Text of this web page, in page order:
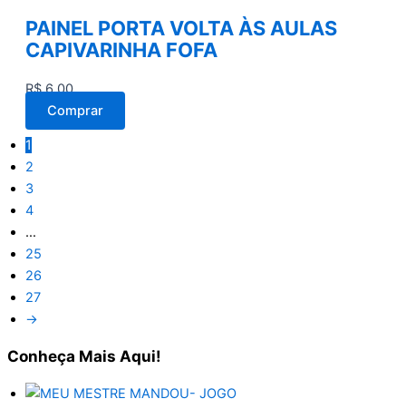
PAINEL PORTA VOLTA ÀS AULAS
CAPIVARINHA FOFA
R$6,00
Comprar
1
2
3
4
…
25
26
27
→
Conheça Mais Aqui!